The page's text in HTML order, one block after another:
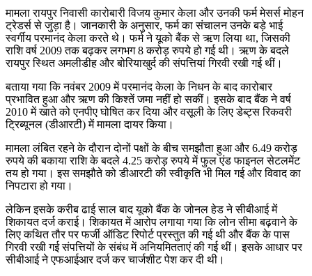
मामला रायपुर निवासी कारोबारी विजय कुमार केला और उनकी फर्म मेसर्स मोहन
ट्रेडर्स से जुड़ा है। जानकारी के अनुसार, फर्म का संचालन उनके बड़े भाई
स्वर्गीय परमानंद केला करते थे। फर्म ने यूको बैंक से ऋण लिया था, जिसकी
राशि वर्ष 2009 तक बढ़कर लगभग 8 करोड़ रुपये हो गई थी। ऋण के बदले
रायपुर स्थित अमलीडीह और बोरियाखुर्द की संपत्तियां गिरवी रखी गई थीं।
बताया गया कि नवंबर 2009 में परमानंद केला के निधन के बाद कारोबार
प्रभावित हुआ और ऋण की किश्तें जमा नहीं हो सकीं। इसके बाद बैंक ने वर्ष
2010 में खाते को एनपीए घोषित कर दिया और वसूली के लिए डेब्ट्स रिकवरी
ट्रिब्यूनल (डीआरटी) में मामला दायर किया।
मामला लंबित रहने के दौरान दोनों पक्षों के बीच समझौता हुआ और 6.49 करोड़
रुपये की बकाया राशि के बदले 4.25 करोड़ रुपये में फुल एंड फाइनल सेटलमेंट
तय हो गया। इस समझौते को डीआरटी की स्वीकृति भी मिल गई और विवाद का
निपटारा हो गया।
लेकिन इसके करीब ढाई साल बाद यूको बैंक के जोनल हेड ने सीबीआई में
शिकायत दर्ज कराई। शिकायत में आरोप लगाया गया कि लोन सीमा बढ़वाने के
लिए कथित तौर पर फर्जी ऑडिट रिपोर्ट प्रस्तुत की गई थी और बैंक के पास
गिरवी रखी गई संपत्तियों के संबंध में अनियमितताएं की गई थीं। इसके आधार पर
सीबीआई ने एफआईआर दर्ज कर चार्जशीट पेश कर दी थी।